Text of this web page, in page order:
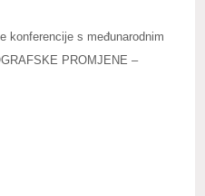
konferencije s međunarodnim
PROMJENE –